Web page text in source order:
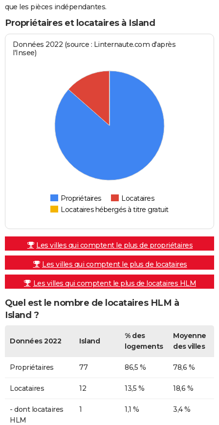
que les pièces indépendantes.
Propriétaires et locataires à Island
Données 2022 (source : Linternaute.com d'après
l'Insee)
Propriétaires
Locataires
Locataires hébergés à titre gratuit
Les villes qui comptent le plus de propriétaires
Les villes qui comptent le plus de locataires
Les villes qui comptent le plus de locataires HLM
Quel est le nombre de locataires HLM à
Island ?
Données 2022 Island
% des
logements
Moyenne
des villes
Propriétaires 77 86,5 % 78,6 %
Locataires 12 13,5 % 18,6 %
- dont locataires
HLM
1 1,1 % 3,4 %